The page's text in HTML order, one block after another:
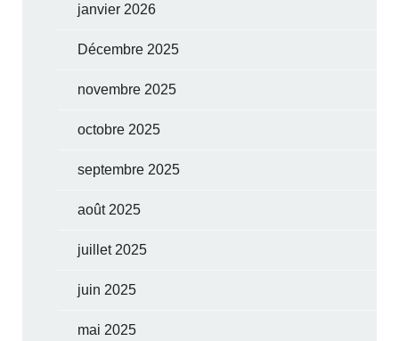
janvier 2026
Décembre 2025
novembre 2025
octobre 2025
septembre 2025
août 2025
juillet 2025
juin 2025
mai 2025